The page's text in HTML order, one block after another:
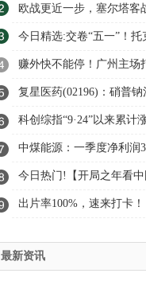
贸延续良好增长态势
欧战更近一步，塞尔塔客
今日精选:交卷“五一”！
就“黄河几字弯”新图景
赚外快不能停！广州主场
去现场，继续解说捞钱
复星医药(02196)：硝普
申请获国家药监局批准
科创综指“9·24”以来累计
热门
中煤能源：一季度净利润
降3.2% 焦点观察
今日热门!【开局之年看中
江苏】江水奔流处 南京书
出片率100%，速来打卡
最新资讯